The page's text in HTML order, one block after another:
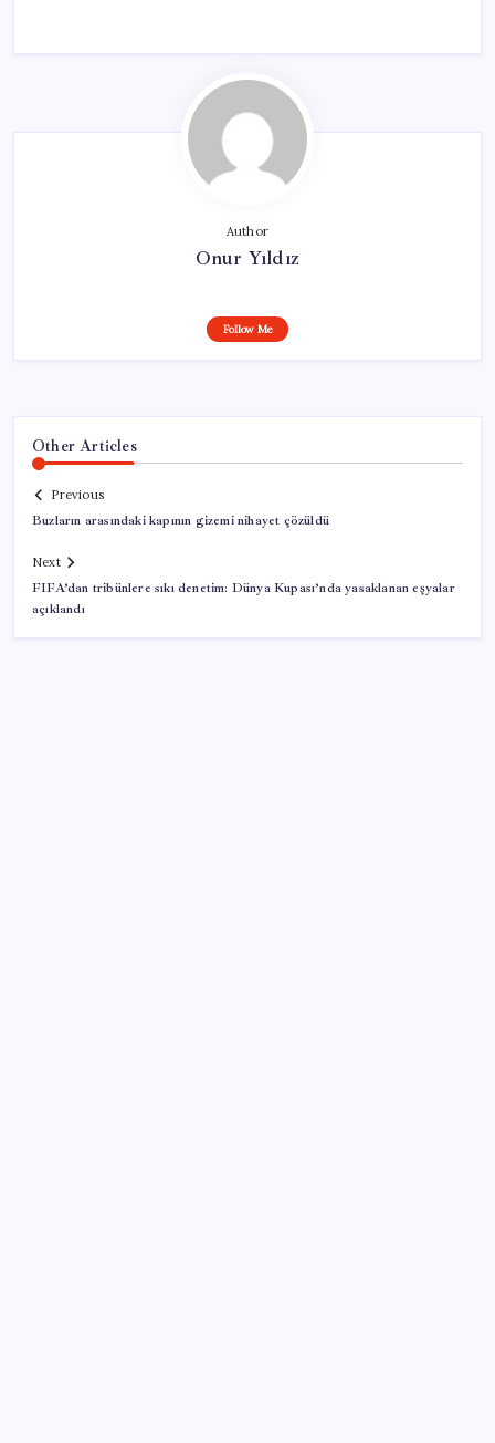
Author
Onur Yıldız
Follow Me
Other Articles
Previous
Buzların arasındaki kapının gizemi nihayet çözüldü
Next
FIFA’dan tribünlere sıkı denetim: Dünya Kupası’nda yasaklanan eşyalar
açıklandı